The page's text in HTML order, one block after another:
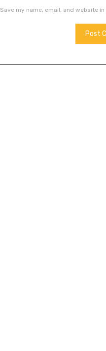
Save my name, email, and website